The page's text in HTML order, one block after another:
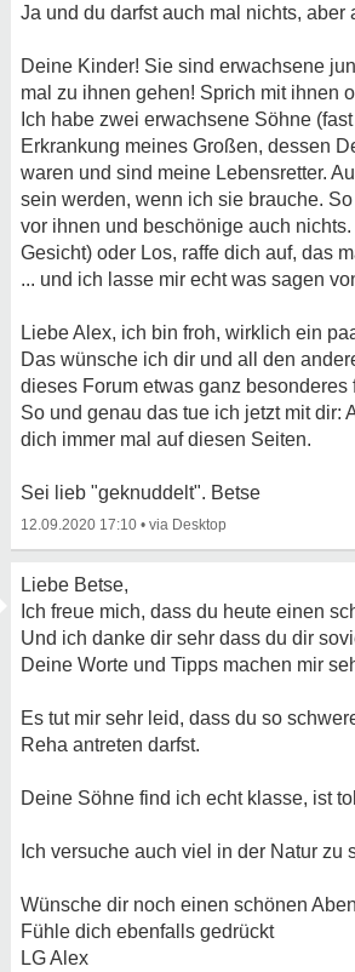
Ja und du darfst auch mal nichts,
Deine Kinder! Sie sind erwachsene
mal zu ihnen gehen! Sprich mit ihnen
Ich habe zwei erwachsene Söhne
Erkrankung meines Großen, dessen
waren und sind meine Lebensretter.
sein werden, wenn ich sie brauche.
vor ihnen und beschönige auch
Gesicht) oder Los, raffe dich auf, das
... und ich lasse mir echt was sagen
Liebe Alex, ich bin froh, wirklich ein
Das wünsche ich dir und all den
dieses Forum etwas ganz
So und genau das tue ich jetzt mit
dich immer mal auf diesen Seiten.
Sei lieb "geknuddelt". Betse
12.09.2020 17:10 •
Liebe Betse,
Ich freue mich, dass du heute einen
Und ich danke dir sehr dass du dir
Deine Worte und Tipps machen mir
Es tut mir sehr leid, dass du so
Reha antreten darfst.
Deine Söhne find ich echt klasse, ist
Ich versuche auch viel in der Natur zu
Wünsche dir noch einen schönen
Fühle dich ebenfalls gedrückt
LG Alex